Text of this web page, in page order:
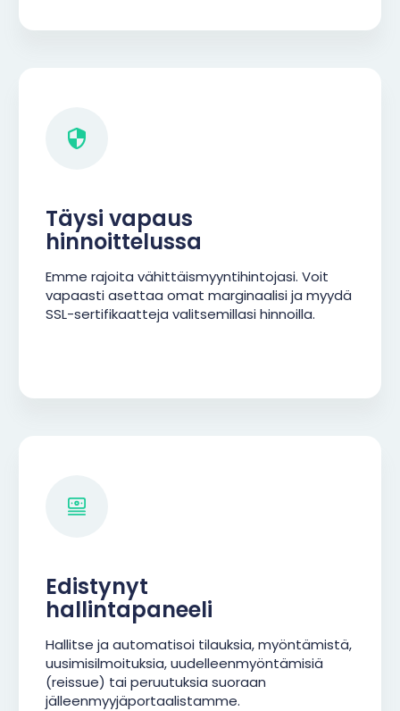
Täysi vapaus
hinnoittelussa
Emme rajoita vähittäismyyntihintojasi. Voit
vapaasti asettaa omat marginaalisi ja myydä
SSL-sertifikaatteja valitsemillasi hinnoilla.
Edistynyt
hallintapaneeli
Hallitse ja automatisoi tilauksia, myöntämistä,
uusimisilmoituksia, uudelleenmyöntämisiä
(reissue) tai peruutuksia suoraan
jälleenmyyjäportaalistamme.